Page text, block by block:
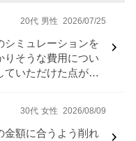
価
20代 男性 2026/07/25
シミュレーションを
りそうな費用につい
ていただけた点が実
価
30代 女性 2026/08/09
金額に合うよう削れ